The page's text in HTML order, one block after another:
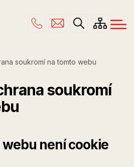
soukromí na tomto webu
soukromí
webu není cookie